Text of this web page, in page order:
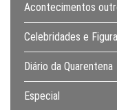
Acontecimentos
Celebridades e
Diário da Quarentena
Especial